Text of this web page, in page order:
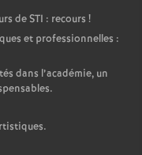
de STI : recours !
et professionnelles :
dans l’académie, un